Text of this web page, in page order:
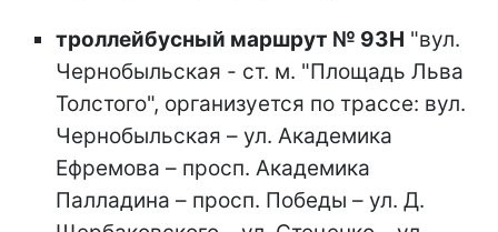
троллейбусный маршрут № 93Н "вул.
Чернобыльская - ст. м. "Площадь Льва
Толстого", организуется по трассе: вул.
Чернобыльская – ул. Академика
Ефремова – просп. Академика
Палладина – просп. Победы – ул. Д.